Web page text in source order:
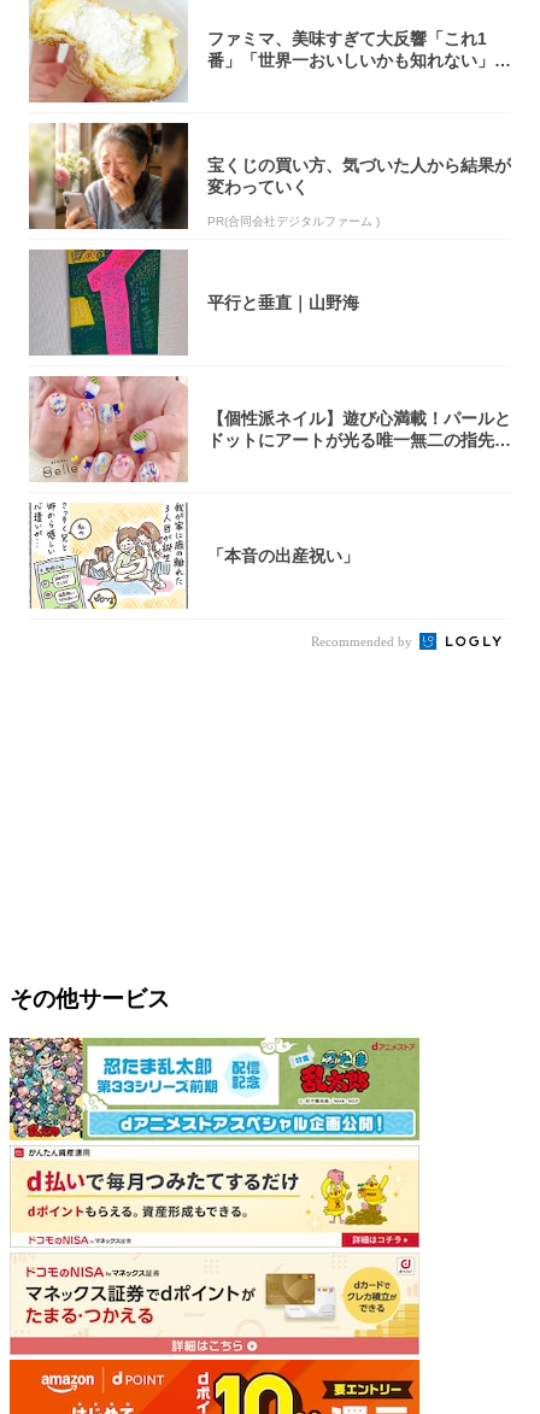
ファミマ、美味すぎて大反響「これ1
番」「世界一おいしいかも知れない」
宝くじの買い方、気づいた人から結果が
変わっていく
PR(合同会社デジタルファーム )
平行と垂直｜山野海
【個性派ネイル】遊び心満載！パールと
ドットにアートが光る唯一無二の指先が
「本音の出産祝い」
Recommended by
その他サービス